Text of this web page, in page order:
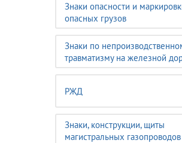
Знаки опасности и
опасных грузов
Знаки по
травматизму на железной
РЖД
Знаки, конструкции, щиты
магистральных газопроводов